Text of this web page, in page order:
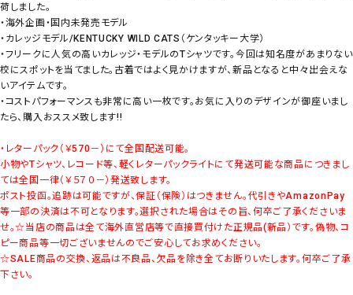
荷しました。
・海外企画・国内未発売モデル
・カレッジモデル/KENTUCKY WILD CATS（ケンタッキー大学）
・フリークに人気の高いカレッジ・モデルのTシャツです。今回は知名度があまりない
校にスポットを当てました。古着ではよく見かけますが、新品となると中々出会えな
いアイテムです。
・コストパフォーマンスも非常に高い一枚です。お気に入りのデザインが御座いまし
たら、購入おススメ致します!!
・レターパック（￥570－）にて全国配送可能。
小物やTシャツ、レコード等、軽くレターパックライトにて発送可能な商品につきまし
ては全国一律（￥５７０－）発送致します。
ポスト投函。追跡は可能ですが、保証（保険）はつきません。代引きやAmazonPay
等一部の決済は不可となります。選択された場合はその旨、何卒ご了承くださいま
せ。☆当店の商品は全て海外直営店等で直接買付けた正規品(新品）です。偽物、コ
ピー商品等一切ございませんのでご安心してお求めください。
☆SALE商品の交換、返品は不良品、欠品を除き全てお断りいたします。何卒ご了承
下さい。